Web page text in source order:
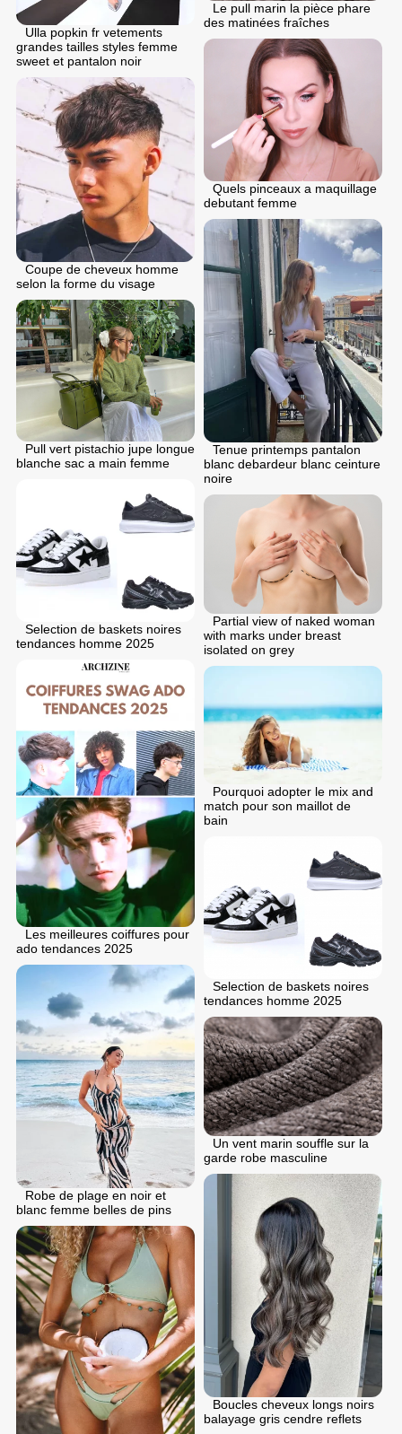
Ulla popkin fr vetements
grandes tailles styles femme
sweet et pantalon noir
Le pull marin la pièce phare
des matinées fraîches
Quels pinceaux a maquillage
debutant femme
Coupe de cheveux homme
selon la forme du visage
Tenue printemps pantalon
blanc debardeur blanc ceinture
noire
Pull vert pistachio jupe longue
blanche sac a main femme
Selection de baskets noires
tendances homme 2025
Partial view of naked woman
with marks under breast
isolated on grey
Les meilleures coiffures pour
ado tendances 2025
Pourquoi adopter le mix and
match pour son maillot de
bain
Selection de baskets noires
tendances homme 2025
Robe de plage en noir et
blanc femme belles de pins
Un vent marin souffle sur la
garde robe masculine
Boucles cheveux longs noirs
balayage gris cendre reflets